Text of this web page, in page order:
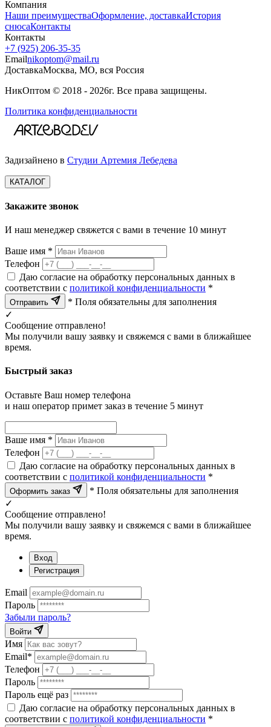
Компания
Наши преимуществаОформление, доставкаИстория
снюсаКонтакты
Контакты
+7 (925) 206‑35‑35
Emailnikoptom@mail.ru
ДоставкаМосква, МО, вся Россия
НикОптом © 2018 - 2026г. Все права защищены.
Политика конфиденциальности
Задизайнено в Студии Артемия Лебедева
КАТАЛОГ
Закажите звонок
И наш менеджер свяжется с вами в течение 10 минут
Ваше имя *
Телефон
Даю согласие на обработку персональных данных в
соответствии с политикой конфиденциальности *
Отправить
* Поля обязательны для заполнения
✓
Сообщение отправлено!
Мы получили вашу заявку и свяжемся с вами в ближайшее
время.
Быстрый заказ
Оставьте Ваш номер телефона
и наш оператор примет заказ в течение 5 минут
Ваше имя *
Телефон
Даю согласие на обработку персональных данных в
соответствии с политикой конфиденциальности *
Оформить заказ
* Поля обязательны для заполнения
✓
Сообщение отправлено!
Мы получили вашу заявку и свяжемся с вами в ближайшее
время.
Вход
Регистрация
Email
Пароль
Забыли пароль?
Войти
Имя
Email*
Телефон
Пароль
Пароль ещё раз
Даю согласие на обработку персональных данных в
соответствии с политикой конфиденциальности *